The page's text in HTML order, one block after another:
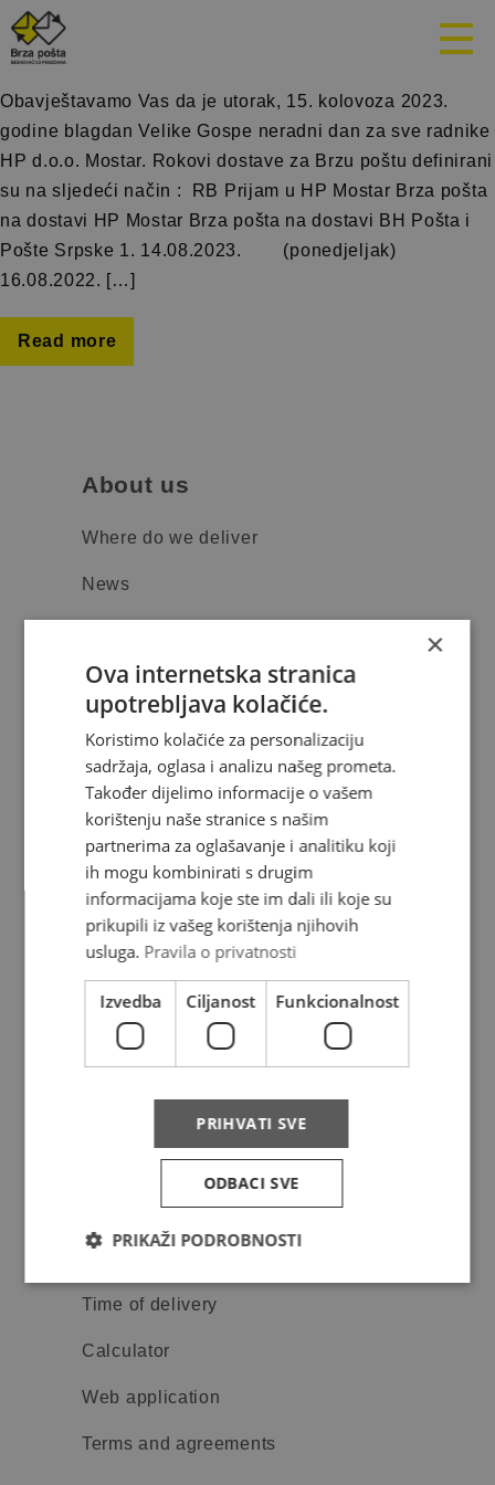
Mjesec:
Obavještavamo Vas da je utorak, 15. kolovoza 2023.
godine blagdan Velike Gospe neradni dan za sve radnike
HP d.o.o. Mostar. Rokovi dostave za Brzu poštu definirani
su na sljedeći način : RB Prijam u HP Mostar Brza pošta
na dostavi HP Mostar Brza pošta na dostavi BH Pošta i
Pošte Srpske 1. 14.08.2023. (ponedjeljak)
16.08.2022. […]
Read more
About us
Where do we deliver
News
FAQ
Complaints
Privacy policy
Services
Price list
Track & trace
Aditional services
Online services
Time of delivery
Calculator
Web application
Terms and agreements
×
Ova internetska stranica
upotrebljava kolačiće.
Koristimo kolačiće za personalizaciju
sadržaja, oglasa i analizu našeg prometa.
Također dijelimo informacije o vašem
korištenju naše stranice s našim
partnerima za oglašavanje i analitiku koji
ih mogu kombinirati s drugim
informacijama koje ste im dali ili koje su
prikupili iz vašeg korištenja njihovih
usluga. Pravila o privatnosti
Izvedba Ciljanost Funkcionalnost
PRIHVATI SVE
ODBACI SVE
PRIKAŽI PODROBNOSTI